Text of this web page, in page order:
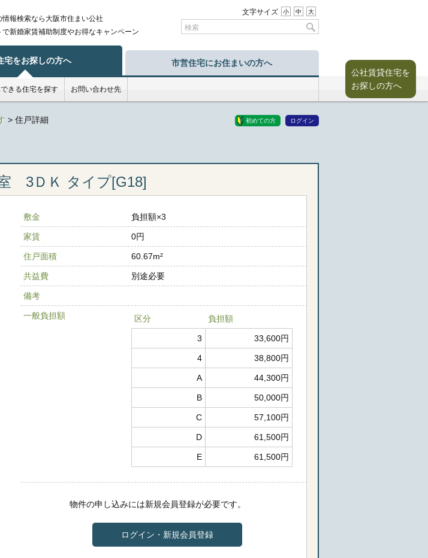
報検索なら大阪市住まい公社
新婚家賃補助制度やお得なキャンペーン
文字サイズ 小 中 大
公社賃貸住宅を
お探しの方へ
宅をお探しの方へ 市営住宅にお住まいの方へ
きる住宅を探す お問い合わせ先
初めての方 ログイン
> 住戸詳細
3ＤＫ タイプ[G18]
敷金 負担額×3
家賃 0円
住戸面積 60.67m²
共益費 別途必要
備考
一般負担額 区分 負担額
3 33,600円
4 38,800円
A 44,300円
B 50,000円
C 57,100円
D 61,500円
E 61,500円
物件の申し込みには新規会員登録が必要です。
ログイン・新規会員登録